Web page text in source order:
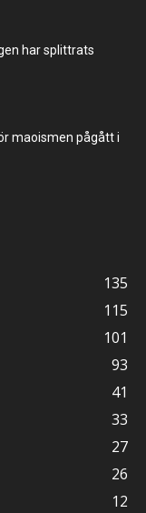
har splittrats
maoismen pågått i
135
115
101
93
41
33
27
26
12